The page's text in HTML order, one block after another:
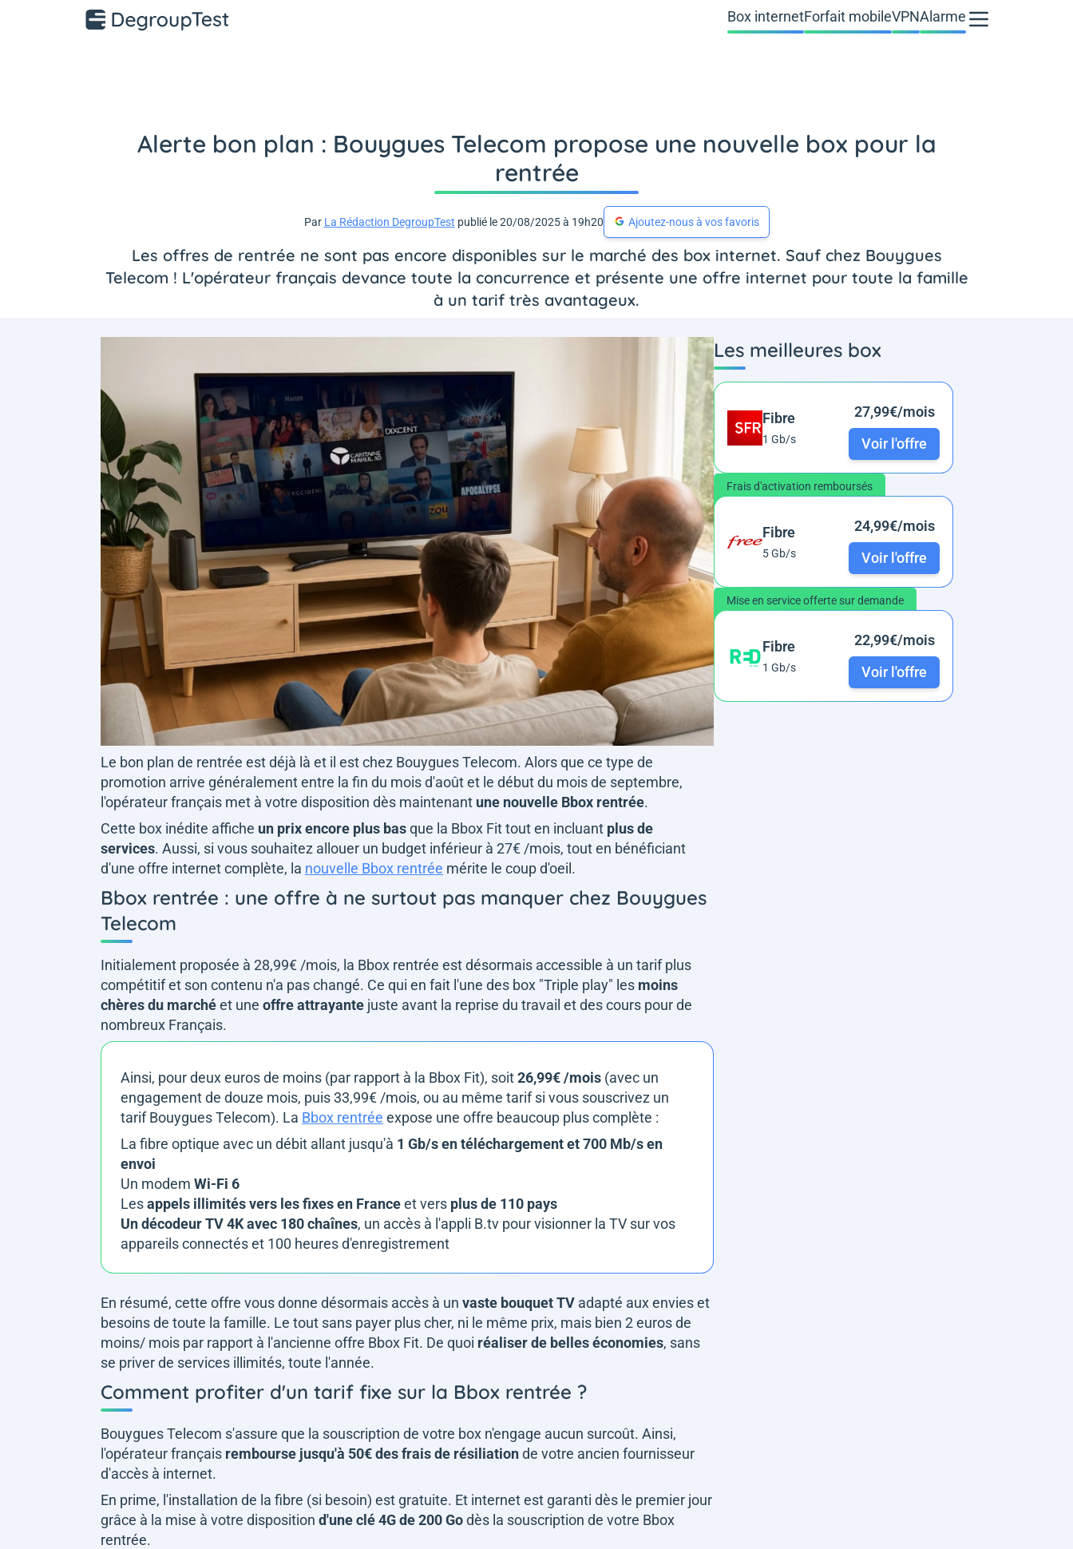
Box internetForfait mobileVPNAlarme
Alerte bon plan : Bouygues Telecom propose une nouvelle box pour la
rentrée
Par La Rédaction DegroupTest publié le 20/08/2025 à 19h20 Ajoutez-nous à vos favoris
Les offres de rentrée ne sont pas encore disponibles sur le marché des box internet. Sauf chez Bouygues
Telecom ! L'opérateur français devance toute la concurrence et présente une offre internet pour toute la famille
à un tarif très avantageux.
Le bon plan de rentrée est déjà là et il est chez Bouygues Telecom. Alors que ce type de
promotion arrive généralement entre la fin du mois d'août et le début du mois de septembre,
l'opérateur français met à votre disposition dès maintenant une nouvelle Bbox rentrée.
Cette box inédite affiche un prix encore plus basque la Bbox Fit tout en incluant plus de
services. Aussi, si vous souhaitez allouer un budget inférieur à 27€ /mois, tout en bénéficiant
d'une offre internet complète, la nouvelle Bbox rentrée mérite le coup d'oeil.
Bbox rentrée : une offre à ne surtout pas manquer chez Bouygues
Telecom
Initialement proposée à 28,99€ /mois, la Bbox rentrée est désormais accessible à un tarif plus
compétitif et son contenu n'a pas changé. Ce qui en fait l'une des box "Triple play" les moins
chères du marchéet une offre attrayante juste avant la reprise du travail et des cours pour de
nombreux Français.
Ainsi, pour deux euros de moins (par rapport à la Bbox Fit), soit26,99€ /mois (avec un
engagement de douze mois, puis 33,99€ /mois, ou au même tarif si vous souscrivez un
tarif Bouygues Telecom). La Bbox rentrée expose une offre beaucoup plus complète :
La fibre optique avec un débit allant jusqu'à 1 Gb/s en téléchargement et 700 Mb/s en
envoi
Un modem Wi-Fi 6
Lesappels illimités vers les fixes en Franceet vers plus de 110 pays
Un décodeur TV 4K avec 180 chaînes, un accès à l'appli B.tv pour visionner la TV sur vos
appareils connectés et 100 heures d'enregistrement
En résumé, cette offre vous donne désormais accès à un vaste bouquet TV adapté aux envies et
besoins de toute la famille. Le tout sans payer plus cher, ni le même prix, mais bien 2 euros de
moins/ mois par rapport à l'ancienne offre Bbox Fit. De quoi réaliser de belles économies, sans
se priver de services illimités, toute l'année.
Comment profiter d'un tarif fixe sur la Bbox rentrée ?
Bouygues Telecom s'assure que la souscription de votre box n'engage aucun surcoût. Ainsi,
l'opérateur français rembourse jusqu'à 50€ des frais de résiliationde votre ancien fournisseur
d'accès à internet.
En prime, l'installation de la fibre (si besoin) est gratuite. Et internet est garanti dès le premier jour
grâce à la mise à votre disposition d'une clé 4G de 200 Godès la souscription de votre Bbox
rentrée.
Les meilleures box
Fibre
1 Gb/s
27,99€/mois
Voir l'offre
Frais d'activation remboursés
Fibre
5 Gb/s
24,99€/mois
Voir l'offre
Mise en service offerte sur demande
Fibre
1 Gb/s
22,99€/mois
Voir l'offre